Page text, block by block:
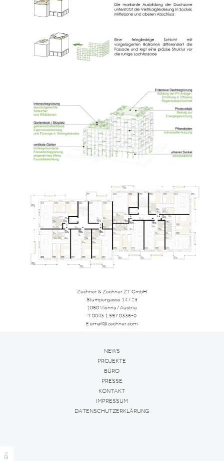
EN
Zechner & Zechner ZT GmbH
Stumpergasse 14 / 23
1060 Vienna / Austria
T0043 1 597 0336-0
Eemail@zechner.com
NEWS
PROJEKTE
BÜRO
PRESSE
KONTAKT
IMPRESSUM
DATENSCHUTZERKLÄRUNG